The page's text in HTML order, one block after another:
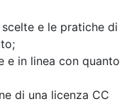
e le pratiche di
e in linea con quanto
di una licenza CC